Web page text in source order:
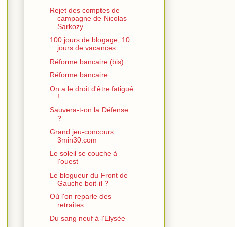
Rejet des comptes de
campagne de Nicolas
Sarkozy
100 jours de blogage, 10
jours de vacances...
Réforme bancaire (bis)
Réforme bancaire
On a le droit d'être fatigué
!
Sauvera-t-on la Défense
?
Grand jeu-concours
3min30.com
Le soleil se couche à
l'ouest
Le blogueur du Front de
Gauche boit-il ?
Où l'on reparle des
retraites...
Du sang neuf à l'Elysée